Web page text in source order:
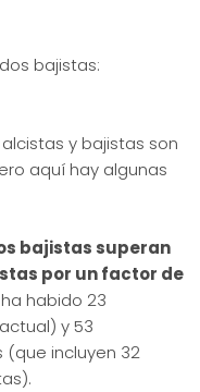
bajistas:
y bajistas son
aquí hay algunas
bajistas superan
por un factor de
habido 23
y 53
incluyen 32